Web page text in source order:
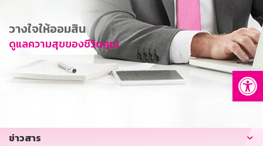
การพัฒนาที่ยั่งยืน
ข่าวสาร
บริการทางการเงิน
อื่นๆ
วางใจให้ออมสิน
ดูแลความสุขของชีวิตคุณ
ข่าวสาร